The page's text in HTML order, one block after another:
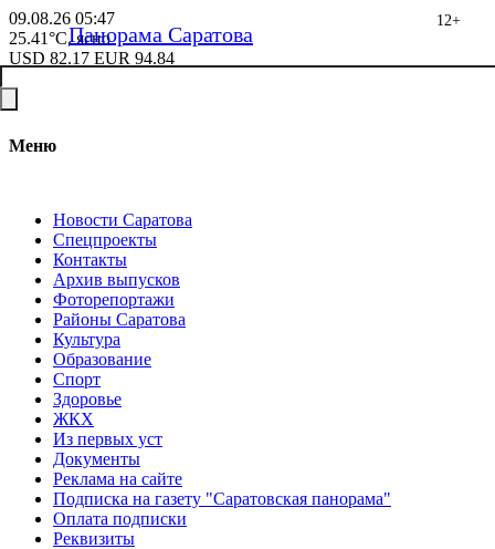
09.08.26 05:47
25.41°C, ясно
USD 82.17 EUR 94.84
Меню
Новости Саратова
Спецпроекты
Контакты
Архив выпусков
Фоторепортажи
Районы Саратова
Культура
Образование
Спорт
Здоровье
ЖКХ
Из пеpвых уст
Документы
Реклама на сайте
Подписка на газету "Саратовская панорама"
Оплата подписки
Реквизиты
Панорама Саратова
12+